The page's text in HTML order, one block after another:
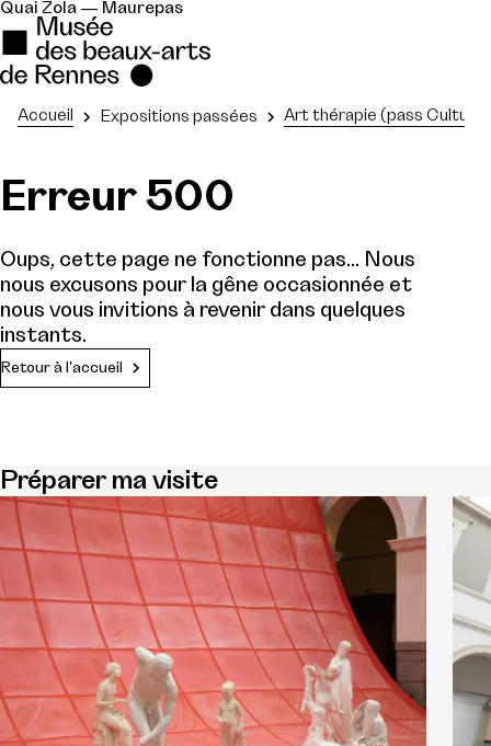
Quai Zola — Maurepas
Accueil Expositions passées Art thérapie (pass Culture)
Erreur 500
Oups, cette page ne fonctionne pas... Nous
nous excusons pour la gêne occasionnée et
nous vous invitions à revenir dans quelques
instants.
Retour à l'accueil
Préparer ma visite